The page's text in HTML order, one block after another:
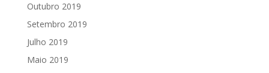
Outubro 2019
Setembro 2019
Julho 2019
Maio 2019